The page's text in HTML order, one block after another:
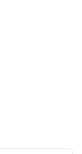
дискомфорта